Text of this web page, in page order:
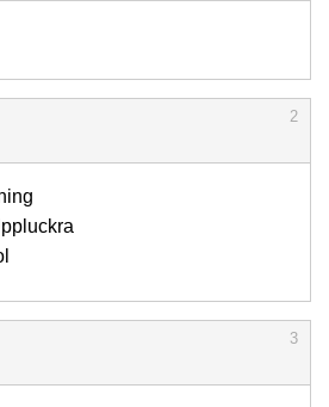
2
3